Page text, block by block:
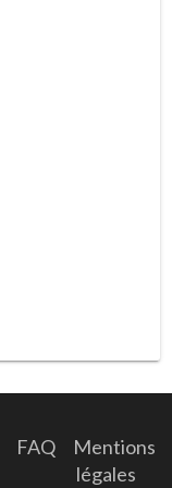
FAQ
Mentions
légales